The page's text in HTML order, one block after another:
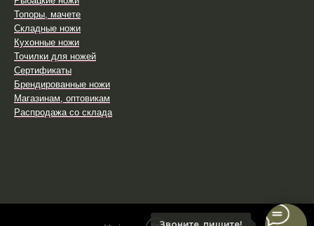
Топоры, мачете
Складные ножи
Кухонные ножи
Точилки для ножей
Сертификаты
Брендированные ножи
Магазинам, оптовикам
Распродажа со склада